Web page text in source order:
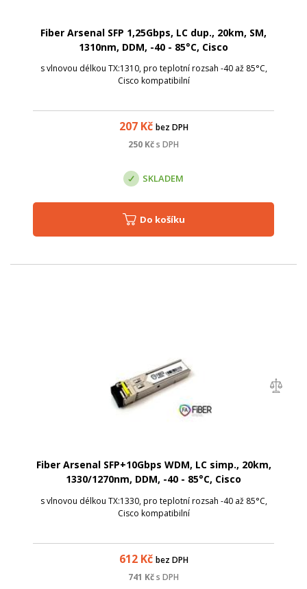
Fiber Arsenal SFP 1,25Gbps, LC dup., 20km, SM,
1310nm, DDM, -40 - 85°C, Cisco
s vlnovou délkou TX:1310, pro teplotní rozsah -40 až 85°C,
Cisco kompatibilní
207Kč bez DPH
250 Kčs DPH
SKLADEM
Do košíku
Fiber Arsenal SFP+10Gbps WDM, LC simp., 20km,
1330/1270nm, DDM, -40 - 85°C, Cisco
s vlnovou délkou TX:1330, pro teplotní rozsah -40 až 85°C,
Cisco kompatibilní
612Kč bez DPH
741 Kčs DPH